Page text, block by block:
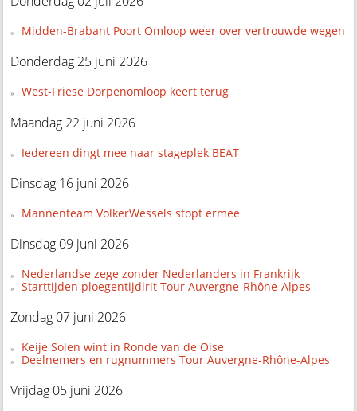
Midden-Brabant Poort Omloop weer over vertrouwde wegen
Donderdag 25 juni 2026
West-Friese Dorpenomloop keert terug
Maandag 22 juni 2026
Iedereen dingt mee naar stageplek BEAT
Dinsdag 16 juni 2026
Mannenteam VolkerWessels stopt ermee
Dinsdag 09 juni 2026
Nederlandse zege zonder Nederlanders in Frankrijk
Starttijden ploegentijdirit Tour Auvergne-Rhône-Alpes
Zondag 07 juni 2026
Keije Solen wint in Ronde van de Oise
Deelnemers en rugnummers Tour Auvergne-Rhône-Alpes
Vrijdag 05 juni 2026